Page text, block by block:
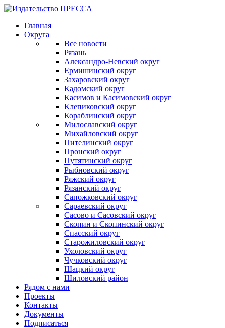
Главная
Округа
Все новости
Рязань
Александро-Невский округ
Ермишинский округ
Захаровский округ
Кадомский округ
Касимов и Касимовский округ
Клепиковский округ
Кораблинский округ
Милославский округ
Михайловский округ
Пителинский округ
Пронский округ
Путятинский округ
Рыбновский округ
Ряжский округ
Рязанский округ
Сапожковский округ
Сараевский округ
Сасово и Сасовский округ
Скопин и Скопинский округ
Спасский округ
Старожиловский округ
Ухоловский округ
Чучковский округ
Шацкий округ
Шиловский район
Рядом с нами
Проекты
Контакты
Документы
Подписаться